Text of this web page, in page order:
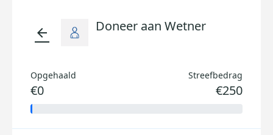
arrow_back Doneer aan Wetner
Opgehaald
€0
Streefbedrag
€250